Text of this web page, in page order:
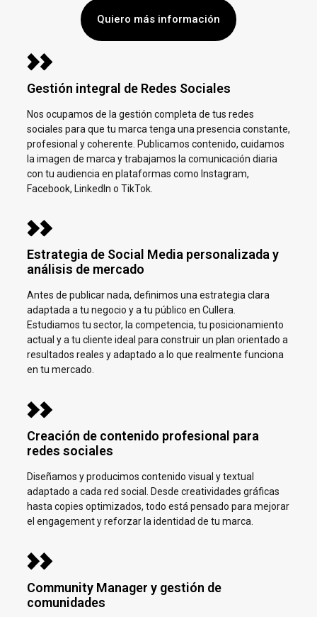
Quiero más información
Gestión integral de Redes Sociales
Nos ocupamos de la gestión completa de tus redes
sociales para que tu marca tenga una presencia constante,
profesional y coherente. Publicamos contenido, cuidamos
la imagen de marca y trabajamos la comunicación diaria
con tu audiencia en plataformas como Instagram,
Facebook, LinkedIn o TikTok.
Estrategia de Social Media personalizada y
análisis de mercado
Antes de publicar nada, definimos una estrategia clara
adaptada a tu negocio y a tu público en Cullera.
Estudiamos tu sector, la competencia, tu posicionamiento
actual y a tu cliente ideal para construir un plan orientado a
resultados reales y adaptado a lo que realmente funciona
en tu mercado.
Creación de contenido profesional para
redes sociales
Diseñamos y producimos contenido visual y textual
adaptado a cada red social. Desde creatividades gráficas
hasta copies optimizados, todo está pensado para mejorar
el engagement y reforzar la identidad de tu marca.
Community Manager y gestión de
comunidades